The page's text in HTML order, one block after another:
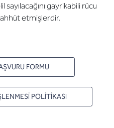
sayılacağını gayrikabili rücu
etmişlerdir.
FORMU
POLİTİKASI